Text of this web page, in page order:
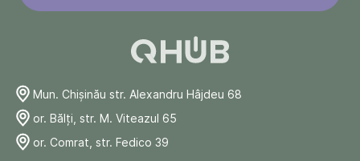
Mun. Chişinău str. Alexandru Hâjdeu 68
or. Bălți, str. M. Viteazul 65
or. Comrat, str. Fedico 39